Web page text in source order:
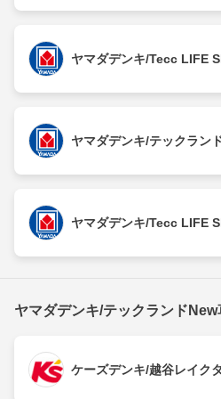
ヤマダデンキ/Tecc LIFE
ヤマダデンキ/テックラン
ヤマダデンキ/Tecc LIFE
ヤマダデンキ/テックランド
ケーズデンキ/越谷レイク